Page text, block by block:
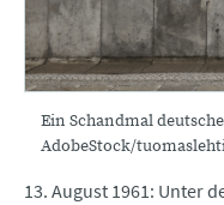
Ein Schandmal
AdobeStock/
13. August 1961: Unter